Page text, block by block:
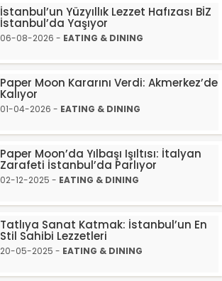
İstanbul’un Yüzyıllık Lezzet Hafızası BİZ
İstanbul’da Yaşıyor
06-08-2026 - EATING & DINING
Paper Moon Kararını Verdi: Akmerkez’de
Kalıyor
01-04-2026 - EATING & DINING
Paper Moon’da Yılbaşı Işıltısı: İtalyan
Zarafeti İstanbul’da Parlıyor
02-12-2025 - EATING & DINING
Tatlıya Sanat Katmak: İstanbul’un En
Stil Sahibi Lezzetleri
20-05-2025 - EATING & DINING